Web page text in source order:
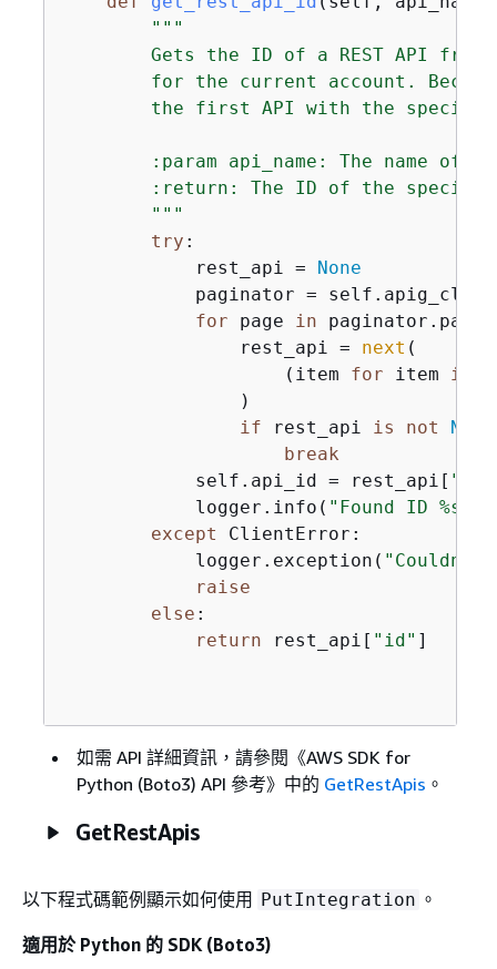
"""
Gets the ID of a REST API
for the current account.
the first API with the
:param api_name: The name of
:return: The ID of the
        """
try :
            rest_api =
None
paginator =
for page in
                rest_api =
next (
                    (item
for item in
                )
if rest_api is not None
break
            self.api_id = rest_api[
"id"
            logger.info(
"Found ID %s
except ClientError:
            logger.exception(
"Couldn't
raise
else :
return rest_api[ "id" ]
如需 API 詳細資訊，請參閱《AWS SDK for
Python (Boto3) API 參考》 中的 GetRestApis 。
GetRestApis
以下程式碼範例顯示如何使用 PutIntegration 。
適用於 Python 的 SDK (Boto3)